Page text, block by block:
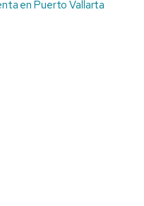
en Puerto Vallarta